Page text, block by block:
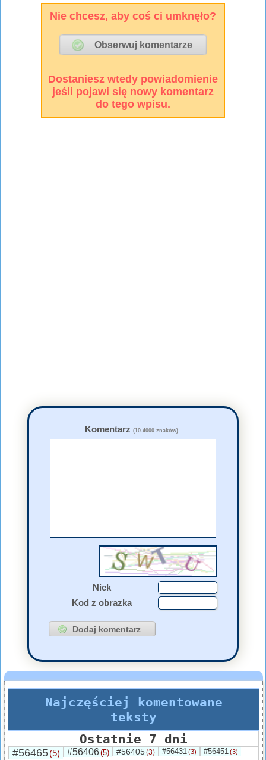
Nie chcesz, aby coś ci umknęło?
Dostaniesz wtedy powiadomienie
jeśli pojawi się nowy komentarz
do tego wpisu.
Komentarz (10-4000 znaków)
Nick
Kod z obrazka
Najczęściej komentowane
teksty
Ostatnie 7 dni
#56465(5) #56406(5) #56405(3) #56431(3) #56451(3)